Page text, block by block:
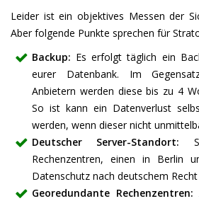
Leider ist ein objektives Messen der
Aber folgende Punkte sprechen für
Backup: Es erfolgt täglich ein
eurer Datenbank. Im
Anbietern werden diese bis zu 4
So ist kann ein Datenverlust
werden, wenn dieser nicht
Deutscher Server-Standort:
Rechenzentren, einen in Berlin
Datenschutz nach deutschem
Georedundante Rechenzentren: